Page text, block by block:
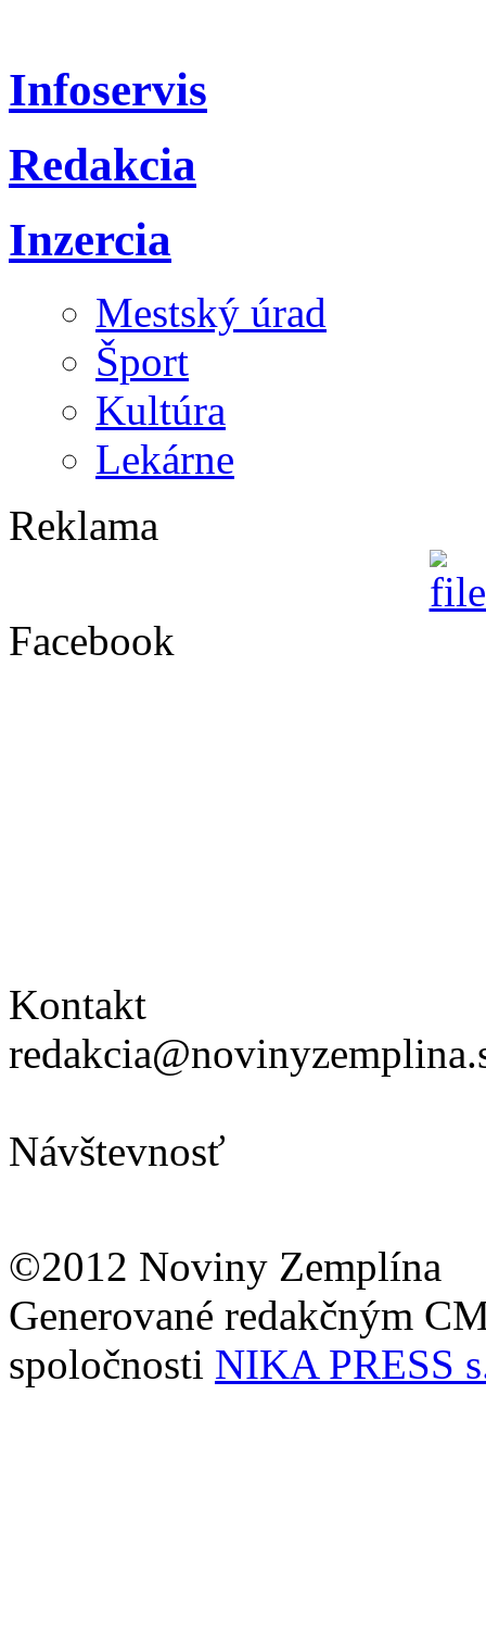
Infoservis
Redakcia
Inzercia
Mestský úrad
Šport
Kultúra
Lekárne
Reklama
Facebook
Kontakt
Návštevnosť
©2012 Noviny Zemplína
Generované redakčným
spoločnosti NIKA PRESS